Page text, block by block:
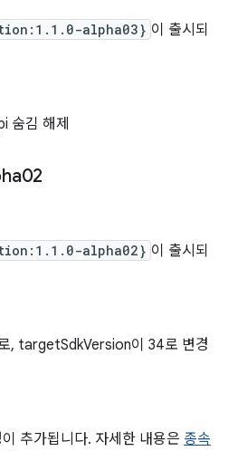
alpha03} 이 출시되
숨김 해제
alpha02} 이 출시되
, targetSdkVersion이 34로 변경
추가됩니다. 자세한 내용은 종속